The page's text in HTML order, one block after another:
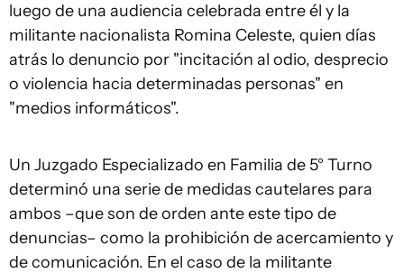
luego de una audiencia celebrada entre él y la
militante nacionalista Romina Celeste, quien días
atrás lo denuncio por "incitación al odio, desprecio
o violencia hacia determinadas personas" en
"medios informáticos".
Un Juzgado Especializado en Familia de 5° Turno
determinó una serie de medidas cautelares para
ambos –que son de orden ante este tipo de
denuncias– como la prohibición de acercamiento y
de comunicación. En el caso de la militante